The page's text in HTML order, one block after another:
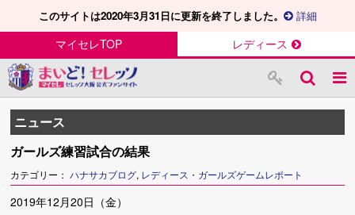
このサイトは2020年3月31日に更新を終了しました。 詳細
マイセレTOP レディース
ニュース
ガールズ練習試合の結果
カテゴリー：ハナサカブログ, レディース・ガールズゲームレポート
2019年12月20日（金）